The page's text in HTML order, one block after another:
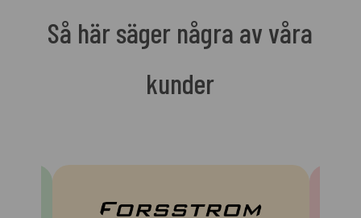
Så här säger några av våra
kunder